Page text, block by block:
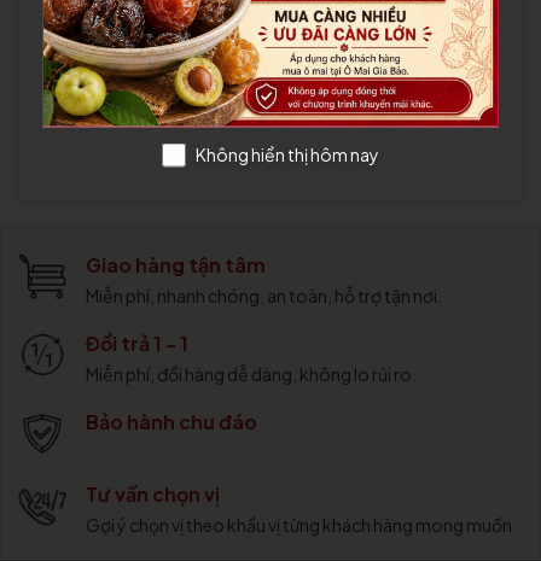
Giao hàng tận tâm
Miễn phí, nhanh chóng, an toàn, hỗ trợ tận nơi.
Đổi trả 1 - 1
Miễn phí, đổi hàng dễ dàng, không lo rủi ro.
Bảo hành chu đáo
Tư vấn chọn vị
Gợi ý chọn vị theo khẩu vị từng khách hàng mong muốn
Không hiển thị hôm nay